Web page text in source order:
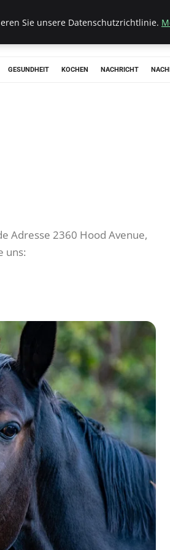
GESUNDHEIT KOCHEN NACHRICHT
Adresse 2360 Hood Avenue,
uns:
Sie unsere Datenschutzrichtlinie.